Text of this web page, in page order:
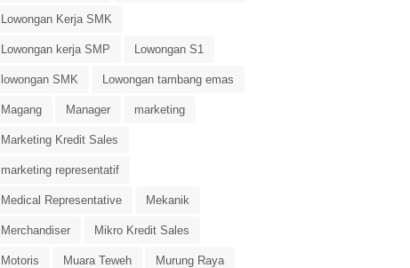
Lowongan Kerja SMK
Lowongan kerja SMP Lowongan S1
lowongan SMK Lowongan tambang emas
Magang Manager marketing
Marketing Kredit Sales
marketing representatif
Medical Representative Mekanik
Merchandiser Mikro Kredit Sales
Motoris Muara Teweh Murung Raya